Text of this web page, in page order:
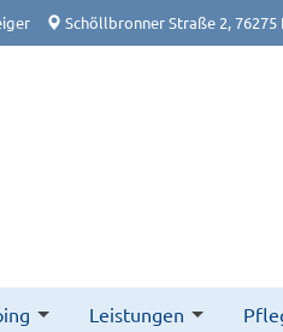
Schöllbronner Straße 2,
Leistungen